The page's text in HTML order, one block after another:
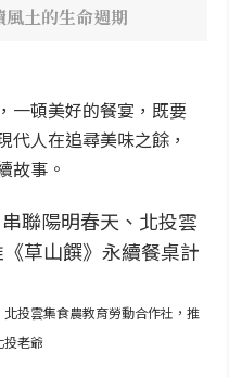
土的生命週期
一頓美好的餐宴，既要
代人在追尋美味之餘，
故事。
投雲集食農教育勞動合作社，推
投老爺